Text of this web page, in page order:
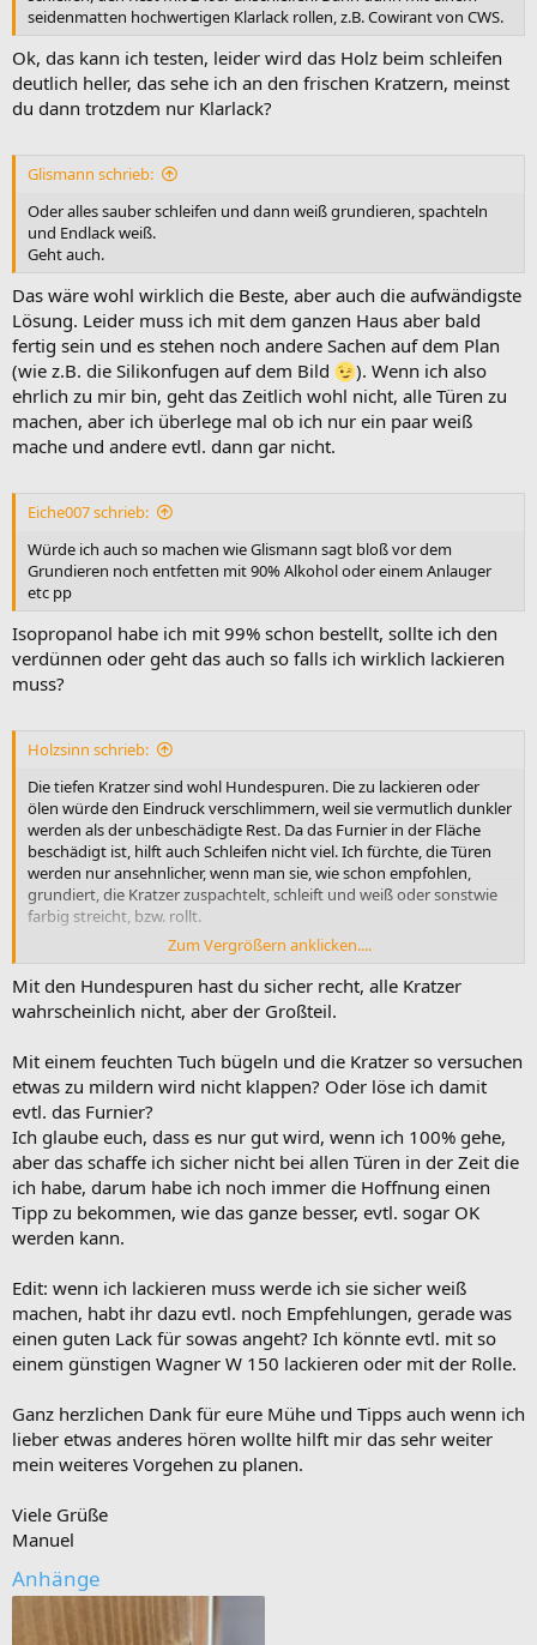
seidenmatten hochwertigen Klarlack rollen, z.B. Cowirant von CWS.
Ok, das kann ich testen, leider wird das Holz beim schleifen
deutlich heller, das sehe ich an den frischen Kratzern, meinst
du dann trotzdem nur Klarlack?
Glismann schrieb:
Oder alles sauber schleifen und dann weiß grundieren, spachteln
und Endlack weiß.
Geht auch.
Das wäre wohl wirklich die Beste, aber auch die aufwändigste
Lösung. Leider muss ich mit dem ganzen Haus aber bald
fertig sein und es stehen noch andere Sachen auf dem Plan
(wie z.B. die Silikonfugen auf dem Bild
). Wenn ich also
ehrlich zu mir bin, geht das Zeitlich wohl nicht, alle Türen zu
machen, aber ich überlege mal ob ich nur ein paar weiß
mache und andere evtl. dann gar nicht.
Eiche007 schrieb:
Würde ich auch so machen wie Glismann sagt bloß vor dem
Grundieren noch entfetten mit 90% Alkohol oder einem Anlauger
etc pp
Isopropanol habe ich mit 99% schon bestellt, sollte ich den
verdünnen oder geht das auch so falls ich wirklich lackieren
muss?
Holzsinn schrieb:
Die tiefen Kratzer sind wohl Hundespuren. Die zu lackieren oder
ölen würde den Eindruck verschlimmern, weil sie vermutlich dunkler
werden als der unbeschädigte Rest. Da das Furnier in der Fläche
beschädigt ist, hilft auch Schleifen nicht viel. Ich fürchte, die Türen
werden nur ansehnlicher, wenn man sie, wie schon empfohlen,
grundiert, die Kratzer zuspachtelt, schleift und weiß oder sonstwie
farbig streicht, bzw. rollt.
www.holz-sinn.de
Zum Vergrößern anklicken....
Mit den Hundespuren hast du sicher recht, alle Kratzer
wahrscheinlich nicht, aber der Großteil.
Mit einem feuchten Tuch bügeln und die Kratzer so versuchen
etwas zu mildern wird nicht klappen? Oder löse ich damit
evtl. das Furnier?
Ich glaube euch, dass es nur gut wird, wenn ich 100% gehe,
aber das schaffe ich sicher nicht bei allen Türen in der Zeit die
ich habe, darum habe ich noch immer die Hoffnung einen
Tipp zu bekommen, wie das ganze besser, evtl. sogar OK
werden kann.
Edit: wenn ich lackieren muss werde ich sie sicher weiß
machen, habt ihr dazu evtl. noch Empfehlungen, gerade was
einen guten Lack für sowas angeht? Ich könnte evtl. mit so
einem günstigen Wagner W 150 lackieren oder mit der Rolle.
Ganz herzlichen Dank für eure Mühe und Tipps auch wenn ich
lieber etwas anderes hören wollte hilft mir das sehr weiter
mein weiteres Vorgehen zu planen.
Viele Grüße
Manuel
Anhänge